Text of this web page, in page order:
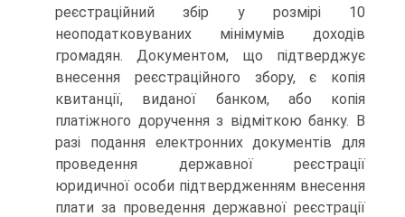
реєстраційний збір у розмірі 10
неоподатковуваних мінімумів доходів
громадян. Документом, що підтверджує
внесення реєстраційного збору, є копія
квитанції, виданої банком, або копія
платіжного доручення з відміткою банку. В
разі подання електронних документів для
проведення державної реєстрації
юридичної особи підтвердженням вне­сення
плати за проведення державної реєстрації